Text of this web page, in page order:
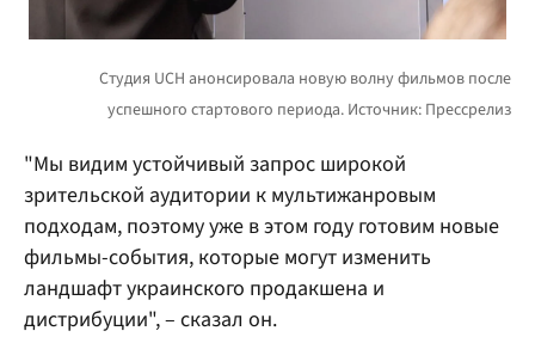
"Мы видим устойчивый запрос широкой
зрительской аудитории к мультижанровым
подходам, поэтому уже в этом году готовим новые
фильмы-события, которые могут изменить
ландшафт украинского продакшена и
дистрибуции", – сказал он.